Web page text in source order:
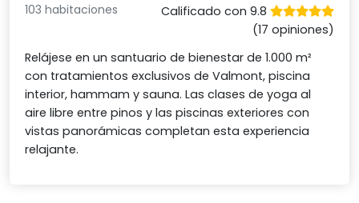
103 habitaciones
Calificado con 9.8
(17 opiniones)
Relájese en un santuario de bienestar de 1.000 m²
con tratamientos exclusivos de Valmont, piscina
interior, hammam y sauna. Las clases de yoga al
aire libre entre pinos y las piscinas exteriores con
vistas panorámicas completan esta experiencia
relajante.